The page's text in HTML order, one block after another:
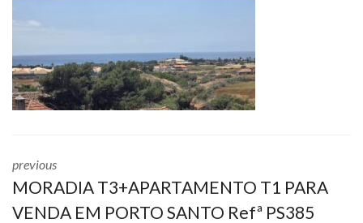
previous
MORADIA T3+APARTAMENTO T1 PARA
VENDA EM PORTO SANTO Refª PS385